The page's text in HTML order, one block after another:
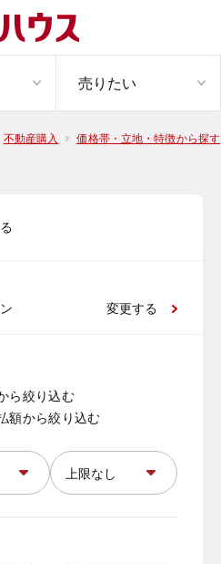
売りたい
不動産購入 価格帯・立地・特徴から探す
変更する
ら絞り込む
額から絞り込む